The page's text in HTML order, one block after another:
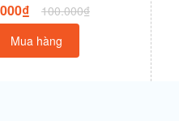
100.000₫
Mua hàng